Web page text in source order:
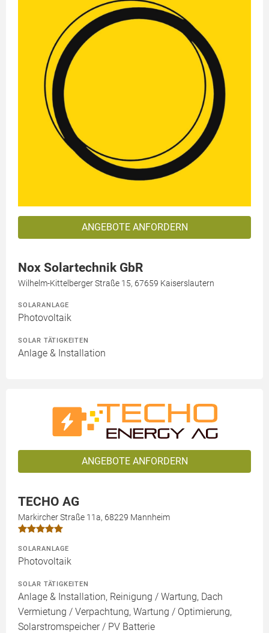
ANGEBOTE ANFORDERN
Nox Solartechnik GbR
Wilhelm-Kittelberger Straße 15, 67659 Kaiserslautern
SOLARANLAGE
Photovoltaik
SOLAR TÄTIGKEITEN
Anlage & Installation
ANGEBOTE ANFORDERN
TECHO AG
Markircher Straße 11a, 68229 Mannheim
SOLARANLAGE
Photovoltaik
SOLAR TÄTIGKEITEN
Anlage & Installation, Reinigung / Wartung, Dach
Vermietung / Verpachtung, Wartung / Optimierung,
Solarstromspeicher / PV Batterie